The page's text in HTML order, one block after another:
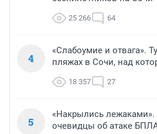
25 266 64
4
«Слабоумие и отвага».
пляжах в Сочи, над
18 357 27
5
«Накрылись лежаками».
очевидцы об атаке